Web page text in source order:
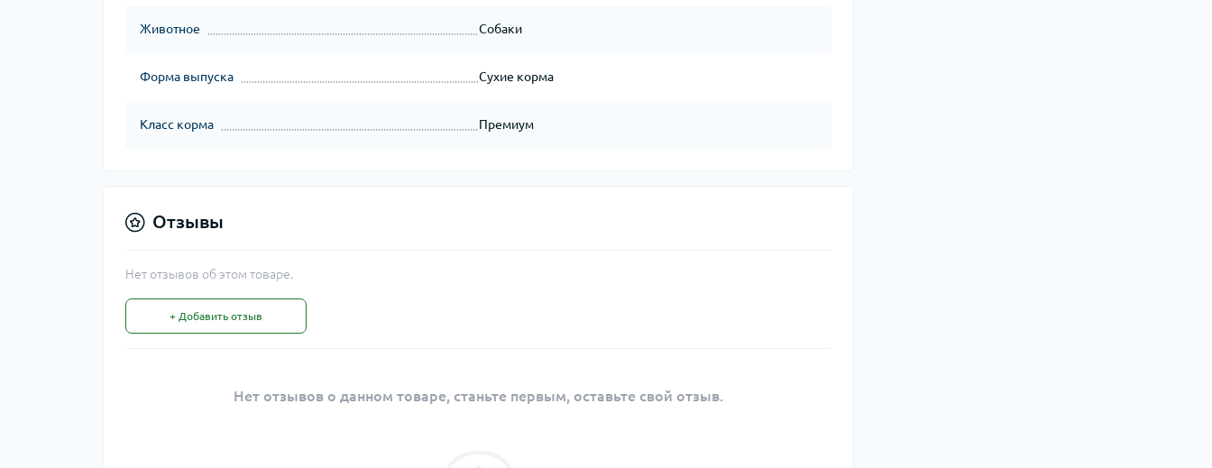
Животное Собаки
Форма выпуска Сухие корма
Класс корма Премиум
Отзывы
Нет отзывов об этом товаре.
+ Добавить отзыв
Нет отзывов о данном товаре, станьте первым, оставьте свой отзыв.